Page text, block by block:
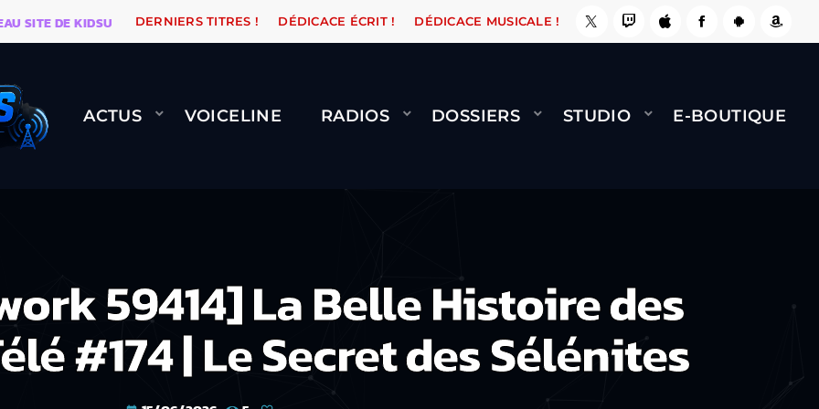
DE KIDSUNE WARÉTRO ORANGE ROAD QUI PASSE, ÇA LE FAIT ! NAMI BERNARD MINET - FLY
DERNIERS TITRES ! DÉDICACE ÉCRIT ! DÉDICACE MUSICALE !
ACTUS VOICELINE RADIOS DOSSIERS STUDIO E-BOUTIQUE
59414] La Belle Histoire des
#174 | Le Secret des Sélénites